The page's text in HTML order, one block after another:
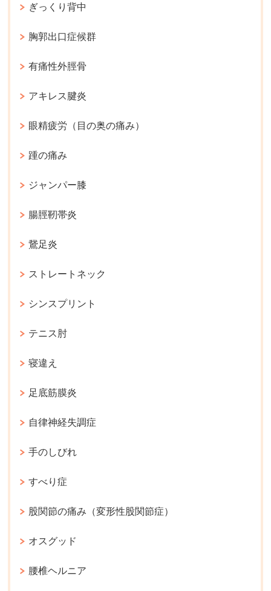
ぎっくり背中
胸郭出口症候群
有痛性外脛骨
アキレス腱炎
眼精疲労（目の奥の痛み）
踵の痛み
ジャンパー膝
腸脛靭帯炎
鵞足炎
ストレートネック
シンスプリント
テニス肘
寝違え
足底筋膜炎
自律神経失調症
手のしびれ
すべり症
股関節の痛み（変形性股関節症）
オスグッド
腰椎ヘルニア